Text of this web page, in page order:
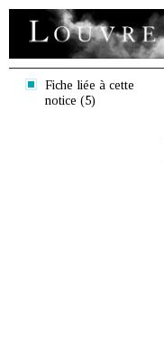
Fiche liée à cette
notice (5)